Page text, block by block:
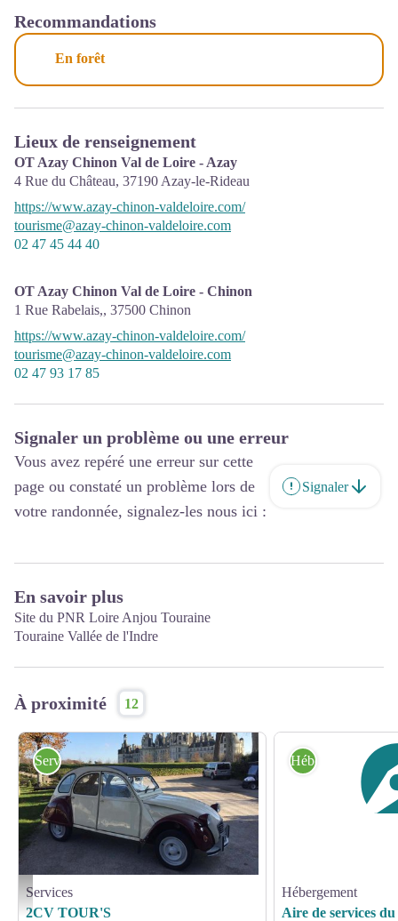
Recommandations
En forêt
Lieux de renseignement
OT Azay Chinon Val de Loire - Azay
4 Rue du Château, 37190 Azay-le-Rideau
https://www.azay-chinon-valdeloire.com/
tourisme@azay-chinon-valdeloire.com
02 47 45 44 40
OT Azay Chinon Val de Loire - Chinon
1 Rue Rabelais,, 37500 Chinon
https://www.azay-chinon-valdeloire.com/
tourisme@azay-chinon-valdeloire.com
02 47 93 17 85
Signaler un problème ou une erreur
Vous avez repéré une erreur sur cette
page ou constaté un problème lors de
votre randonnée, signalez-les nous ici :
Signaler
En savoir plus
Site du PNR Loire Anjou Touraine
Touraine Vallée de l'Indre
À proximité 12
2CV Tour's - 2CV Tour's
Services
Services
2CV TOUR'S
Hébergement
Hébergement
Aire de services